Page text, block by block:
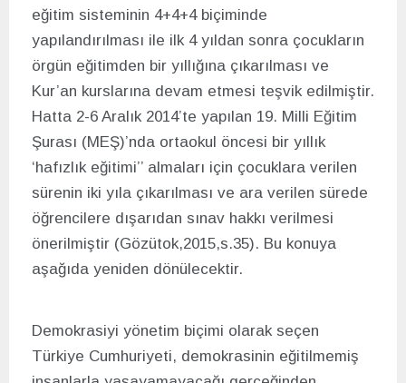
eğitim sisteminin 4+4+4 biçiminde
yapılandırılması ile ilk 4 yıldan sonra çocukların
örgün eğitimden bir yıllığına çıkarılması ve
Kur’an kurslarına devam etmesi teşvik edilmiştir.
Hatta 2-6 Aralık 2014’te yapılan 19. Milli Eğitim
Şurası (MEŞ)’nda ortaokul öncesi bir yıllık
‘hafızlık eğitimi’’ almaları için çocuklara verilen
sürenin iki yıla çıkarılması ve ara verilen sürede
öğrencilere dışarıdan sınav hakkı verilmesi
önerilmiştir (Gözütok,2015,s.35). Bu konuya
aşağıda yeniden dönülecektir.
Demokrasiyi yönetim biçimi olarak seçen
Türkiye Cumhuriyeti, demokrasinin eğitilmemiş